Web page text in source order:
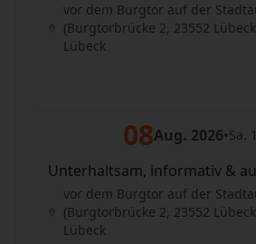
vor dem Burgtor auf der
(Burgtorbrücke 2, 23552
Lübeck
08Aug. 2026•Sa.
Unterhaltsam, informativ &
vor dem Burgtor auf der
(Burgtorbrücke 2, 23552
Lübeck